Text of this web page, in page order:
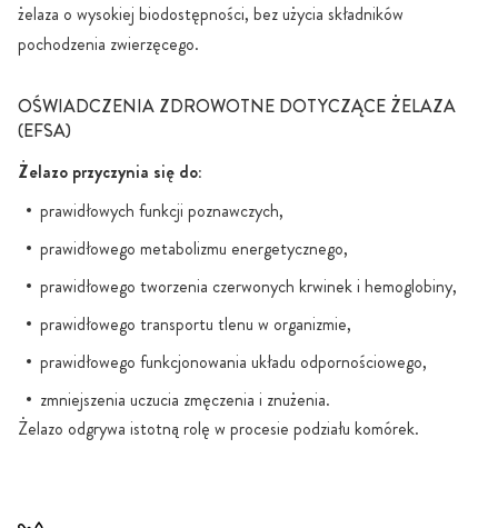
żelaza o wysokiej biodostępności, bez użycia składników
pochodzenia zwierzęcego.
OŚWIADCZENIA ZDROWOTNE DOTYCZĄCE ŻELAZA
(EFSA)
Żelazo przyczynia się do:
prawidłowych funkcji poznawczych,
prawidłowego metabolizmu energetycznego,
prawidłowego tworzenia czerwonych krwinek i hemoglobiny,
prawidłowego transportu tlenu w organizmie,
prawidłowego funkcjonowania układu odpornościowego,
zmniejszenia uczucia zmęczenia i znużenia.
Żelazo odgrywa istotną rolę w procesie podziału komórek.